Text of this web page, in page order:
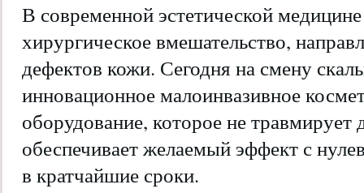
В современной эстетической
хирургическое вмешательство,
дефектов кожи. Сегодня на смену
инновационное малоинвазивное
оборудование, которое не
обеспечивает желаемый эффект с
в кратчайшие сроки.